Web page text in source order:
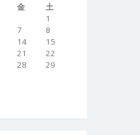
金
土
1
7
8
14
15
21
22
28
29